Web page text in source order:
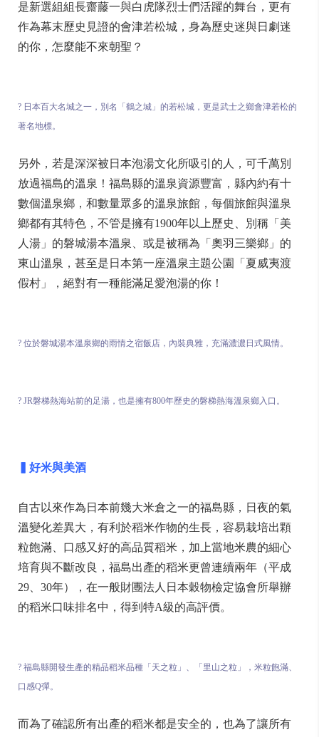
是新選組組長齋藤一與白虎隊烈士們活躍的舞台，更有
作為幕末歷史見證的會津若松城，身為歷史迷與日劇迷
的你，怎麼能不來朝聖？
? 日本百大名城之一，別名「鶴之城」的若松城，更是武士之鄉會津若松的
著名地標。
另外，若是深深被日本泡湯文化所吸引的人，可千萬別
放過福島的溫泉！福島縣的溫泉資源豐富，縣內約有十
數個溫泉鄉，和數量眾多的溫泉旅館，每個旅館與溫泉
鄉都有其特色，不管是擁有1900年以上歷史、別稱「美
人湯」的磐城湯本溫泉、或是被稱為「奧羽三樂鄉」的
東山溫泉，甚至是日本第一座溫泉主題公園「夏威夷渡
假村」，絕對有一種能滿足愛泡湯的你！
? 位於磐城湯本溫泉鄉的雨情之宿飯店，內裝典雅，充滿濃濃日式風情。
? JR磐梯熱海站前的足湯，也是擁有800年歷史的磐梯熱海溫泉鄉入口。
▍好米與美酒
自古以來作為日本前幾大米倉之一的福島縣，日夜的氣
溫變化差異大，有利於稻米作物的生長，容易栽培出顆
粒飽滿、口感又好的高品質稻米，加上當地米農的細心
培育與不斷改良，福島出產的稻米更曾連續兩年（平成
29、30年），在一般財團法人日本穀物檢定協會所舉辦
的稻米口味排名中，得到特A級的高評價。
? 福島縣開發生產的精品稻米品種「天之粒」、「里山之粒」，米粒飽滿、
口感Q彈。
而為了確認所有出產的稻米都是安全的，也為了讓所有